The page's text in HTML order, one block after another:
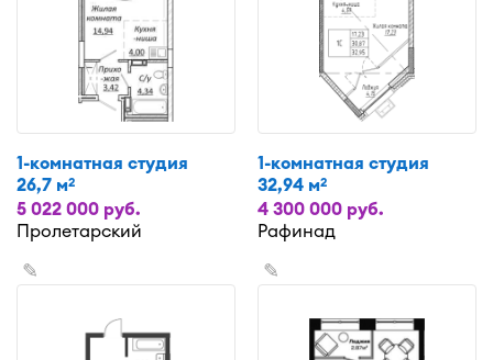
1-комнатная студия
26,7 м2
5 022 000 руб.
Пролетарский
1-комнатная студия
32,94 м2
4 300 000 руб.
Рафинад
✎ ✎